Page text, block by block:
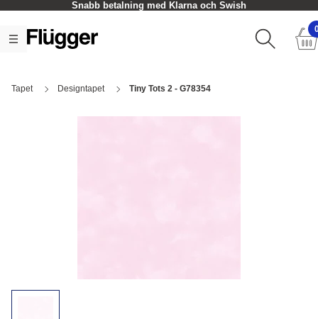
Snabb betalning med Klarna och Swish
Tapet Designtapet Tiny Tots 2 - G78354